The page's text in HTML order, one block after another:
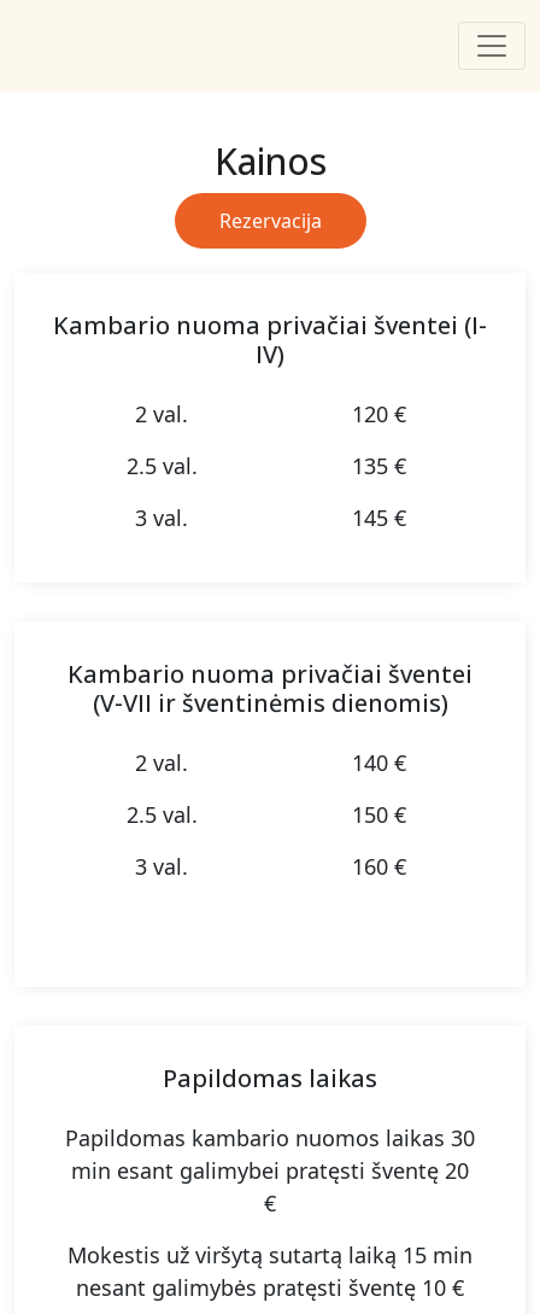
Kainos
Rezervacija
Kambario nuoma privačiai šventei (I-
IV)
2 val.
120 €
2.5 val.
135 €
3 val.
145 €
Kambario nuoma privačiai šventei
(V-VII ir šventinėmis dienomis)
2 val.
140 €
2.5 val.
150 €
3 val.
160 €
Papildomas laikas
Papildomas kambario nuomos laikas 30
min esant galimybei pratęsti šventę 20
€
Mokestis už viršytą sutartą laiką 15 min
nesant galimybės pratęsti šventę 10 €